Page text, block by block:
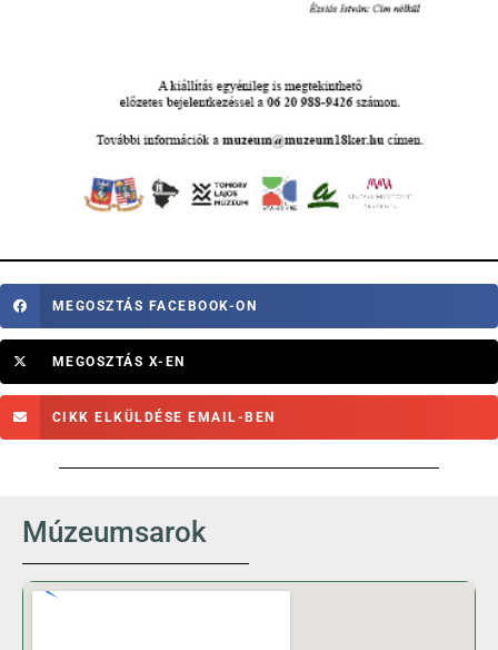
MEGOSZTÁS FACEBOOK-ON
MEGOSZTÁS X-EN
CIKK ELKÜLDÉSE EMAIL-BEN
Múzeumsarok